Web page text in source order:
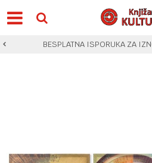
BESPLATNA ISPORUKA ZA